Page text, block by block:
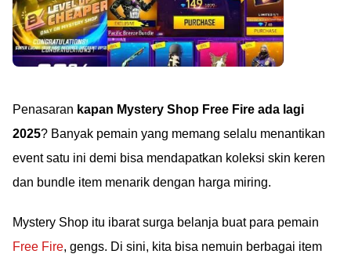
Penasaran kapan Mystery Shop Free Fire ada lagi
2025? Banyak pemain yang memang selalu menantikan
event satu ini demi bisa mendapatkan koleksi skin keren
dan bundle item menarik dengan harga miring.
Mystery Shop itu ibarat surga belanja buat para pemain
Free Fire, gengs. Di sini, kita bisa nemuin berbagai item